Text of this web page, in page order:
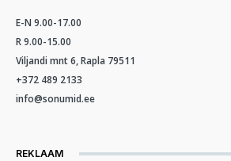
E-N 9.00-17.00
R 9.00-15.00
Viljandi mnt 6, Rapla 79511
+372 489 2133
info@sonumid.ee
REKLAAM